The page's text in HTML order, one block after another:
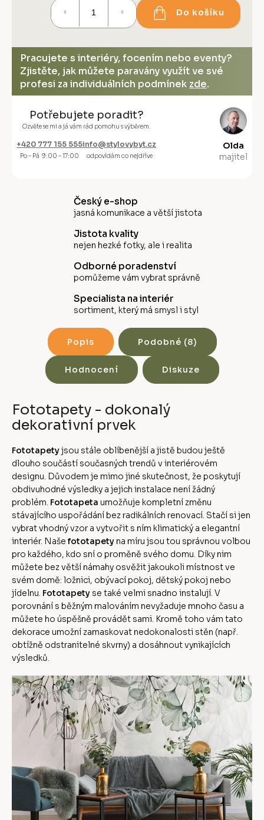
Do košíku
Pracujete s interiéry, focením nebo eventy?
Zjistěte, jak můžete paravány využít ve své
profesi za individuálních podmínek zde.
Potřebujete poradit?
Ozvěte se mi a já vám rád pomohu s výběrem.
+420 777 155 555
Po – Pá 9:00 – 17:00
info@stylovybyt.cz
odpovídám co nejdříve
Olda
majitel
Český e-shop
jasná komunikace a větší jistota
Jistota kvality
nejen hezké fotky, ale i realita
Odborné poradenství
pomůžeme vám vybrat správně
Specialista na interiér
sortiment, který má smysl i styl
Popis Podobné (8)
Hodnocení Diskuze
Fototapety - dokonalý
dekorativní prvek
Fototapetyjsou stále oblíbenější a jistě budou ještě
dlouho součástí současných trendů v interiérovém
designu. Důvodem je mimo jiné skutečnost, že poskytují
obdivuhodné výsledky a jejich instalace není žádný
problém. Fototapeta umožňuje kompletní změnu
stávajícího uspořádání bez radikálních renovací. Stačí si jen
vybrat vhodný vzor a vytvořit s ním klimatický a elegantní
interiér. Naše fototapetyna míru jsou tou správnou volbou
pro každého, kdo sní o proměně svého domu. Díky nim
můžete bez větší námahy osvěžit jakoukoli místnost ve
svém domě: ložnici, obývací pokoj, dětský pokoj nebo
jídelnu. Fototapety se také velmi snadno instalují. V
porovnání s běžným malováním nevyžaduje mnoho času a
můžete ho úspěšně provádět sami. Kromě toho vám tato
dekorace umožní zamaskovat nedokonalosti stěn (např.
obtížně odstranitelné skvrny) a dosáhnout vynikajících
výsledků.